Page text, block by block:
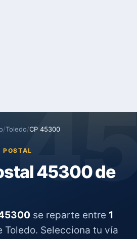
/Toledo/CP 45300
POSTAL
45300 de
se reparte entre 1
Toledo. Selecciona tu vía